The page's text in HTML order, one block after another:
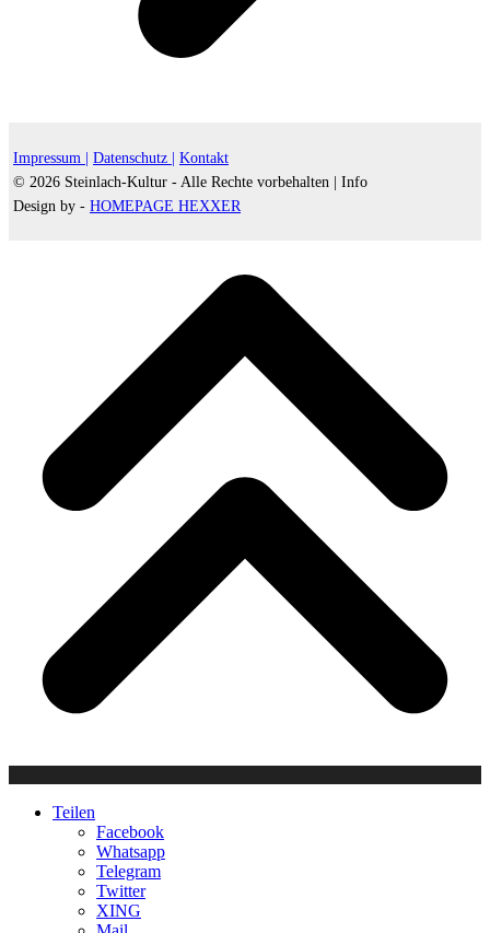
Impressum | Datenschutz |
Kontakt
© 2026 Steinlach-Kultur - Alle Rechte vorbehalten |
Info
Design by - HOMEPAGE HEXXER
Teilen
Facebook
Whatsapp
Telegram
Twitter
XING